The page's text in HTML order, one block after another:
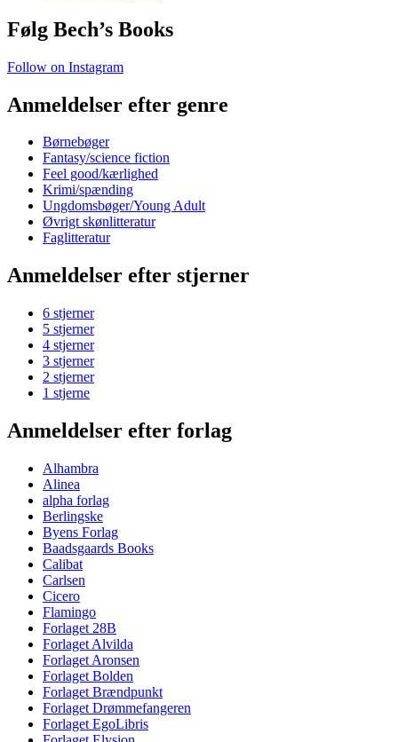
Følg Bech’s Books
Follow on Instagram
Anmeldelser efter genre
Børnebøger
Fantasy/science fiction
Feel good/kærlighed
Krimi/spænding
Ungdomsbøger/Young Adult
Øvrigt skønlitteratur
Faglitteratur
Anmeldelser efter stjerner
6 stjerner
5 stjerner
4 stjerner
3 stjerner
2 stjerner
1 stjerne
Anmeldelser efter forlag
Alhambra
Alinea
alpha forlag
Berlingske
Byens Forlag
Baadsgaards Books
Calibat
Carlsen
Cicero
Flamingo
Forlaget 28B
Forlaget Alvilda
Forlaget Aronsen
Forlaget Bolden
Forlaget Brændpunkt
Forlaget Drømmefangeren
Forlaget EgoLibris